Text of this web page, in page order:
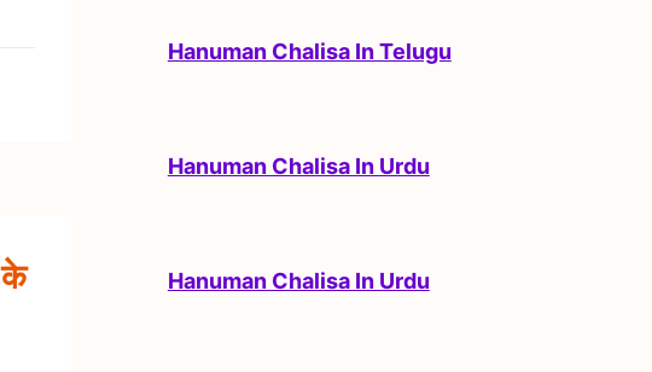
के
Hanuman Chalisa In Telugu
Hanuman Chalisa In Urdu
Hanuman Chalisa In Urdu